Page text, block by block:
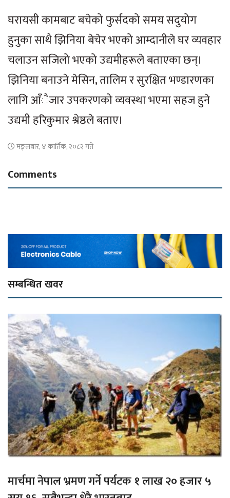
घरायसी कामबाट बचेको फुर्सदको समय सदुयोग
हुनुका साथै झिनिया बेचेर भएको आम्दानीले घर व्यवहार
चलाउन सजिलो भएको उद्यमीहरूले बताएका छन्।
झिनिया बनाउने मेसिन, तालिम र सुरक्षित भण्डारणका
लागि आँैजार उपकरणको व्यवस्था भएमा सहज हुने
उद्यमी हरिकुमार श्रेष्ठले बताए।
मङ्लबार, ४ कार्तिक, २०८२ गते
Comments
सम्बन्धित खवर
मार्चमा नेपाल भ्रमण गर्ने पर्यटक १ लाख २० हजार ५